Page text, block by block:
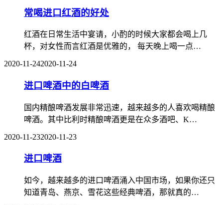
常喝进口红酒的好处
红酒在日常生活中宴请，小酌的时候大家都会喝上几
杯，对女性而言红酒是优雅的， 每天晚上喝一点…
2020-11-242020-11-24
进口啤酒中的白啤酒
国内精酿啤酒发展非常迅速，越来越多的人喜欢喝精酿
啤酒。其中比利时精酿啤酒更是在众多酒吧、K…
2020-11-232020-11-23
进口啤酒
如今，越来越多的进口啤酒涌入中国市场，如果你还只
知道青岛、燕京、雪花这些经典啤酒，那就真的…